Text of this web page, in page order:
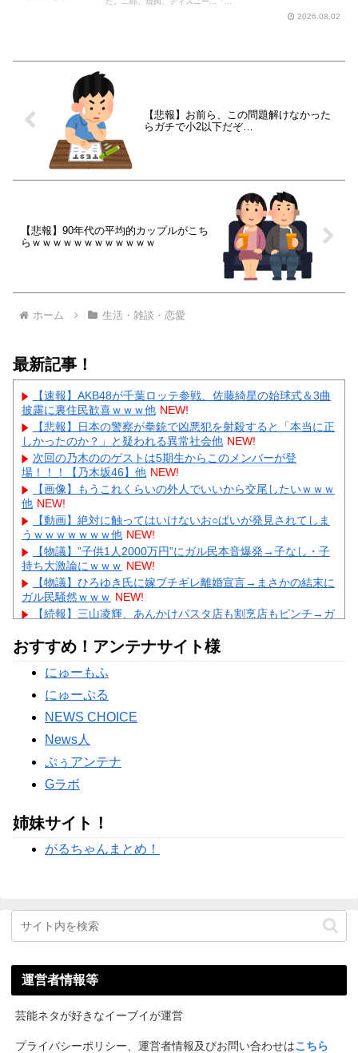
2026.08.02
【悲報】お前ら、この問題解けなかった
らガチで小2以下だぞ…
【悲報】90年代の平均的カップルがこち
らｗｗｗｗｗｗｗｗｗｗｗｗ
ホーム 生活・雑談・恋愛
最新記事！
【速報】AKB48が千葉ロッテ参戦、佐藤綺星の始球式＆3曲
披露に裏住民歓喜ｗｗｗ他 NEW!
【悲報】日本の警察が拳銃で凶悪犯を射殺すると「本当に正
しかったのか？」と疑われる異常社会他 NEW!
次回の乃木ののゲストは5期生からこのメンバーが登
場！！！【乃木坂46】他 NEW!
【画像】もうこれくらいの外人でいいから交尾したいｗｗｗ
他 NEW!
【動画】絶対に触ってはいけないお○ぱいが発見されてしま
うｗｗｗｗｗｗｗ他 NEW!
【物議】”子供1人2000万円”にガル民本音爆発→子なし・子
持ち大激論にｗｗｗ NEW!
【物議】ひろゆき氏に嫁ブチギレ離婚宣言→まさかの結末に
ガル民騒然ｗｗｗ NEW!
【続報】三山凌輝、あんかけパスタ店も割烹店もピンチ→ガ
【完全まとめ】旦那への不満・夫婦のすれ違い｜ガル民のリ
アル本音を総整理
【驚愕】及川光博57歳で再婚発表→まさかのデキ婚にガル民
「57の方が衝撃」ｗｗｗ
Powered by livedoor 相互RSS
おすすめ！アンテナサイト様
にゅーもふ
にゅーぷる
NEWS CHOICE
News人
ぷぅアンテナ
Gラボ
姉妹サイト！
がるちゃんまとめ！
運営者情報等
芸能ネタが好きなイーブイが運営
プライバシーポリシー、運営者情報及びお問い合わせはこちら